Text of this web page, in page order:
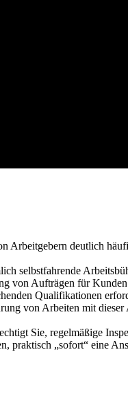
deutlich
selbstfahrende
von Aufträgen für
Qualifikationen
von Arbeiten mit
Sie, regelmäßige
praktisch „sofort“ eine